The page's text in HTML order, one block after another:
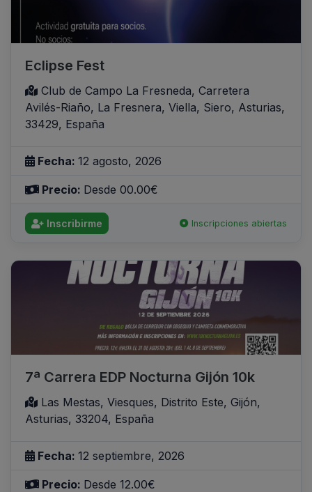
Eclipse Fest
Club de Campo La Fresneda, Carretera
Avilés-Riaño, La Fresnera, Viella, Siero, Asturias,
33429, España
Fecha: 12 agosto, 2026
Precio: Desde 00.00€
Inscribirme Inscripciones abiertas
7ª Carrera EDP Nocturna Gijón 10k
Las Mestas, Viesques, Distrito Este, Gijón,
Asturias, 33204, España
Fecha: 12 septiembre, 2026
Precio: Desde 12.00€